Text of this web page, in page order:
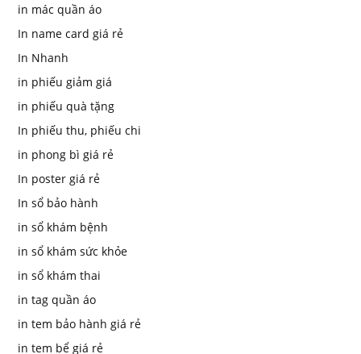
in mác quần áo
In name card giá rẻ
In Nhanh
in phiếu giảm giá
in phiếu quà tặng
In phiếu thu, phiếu chi
in phong bì giá rẻ
In poster giá rẻ
In sổ bảo hành
in sổ khám bệnh
in sổ khám sức khỏe
in sổ khám thai
in tag quần áo
in tem bảo hành giá rẻ
in tem bể giá rẻ